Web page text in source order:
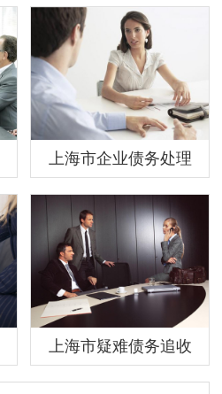
上海市企业债务处理
上海市疑难债务追收